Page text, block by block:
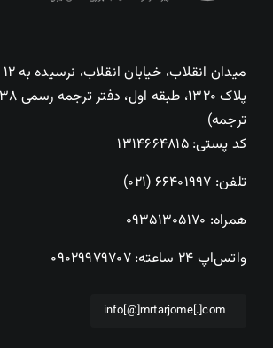
ترجمه)
کد پستی: ۱۳۱۴۶۶۴۸۱۵
تلفن: ۶۶۴۰۱۹۹۷ (۰۲۱)
همراه: ۰۹۳۵۱۳۰۵۱۷۰
واتس‌اپ ۲۴ ساعته:
۰۹۰۲۹۹۷۹۷۰۷
info[@]mrtarjome[.]com